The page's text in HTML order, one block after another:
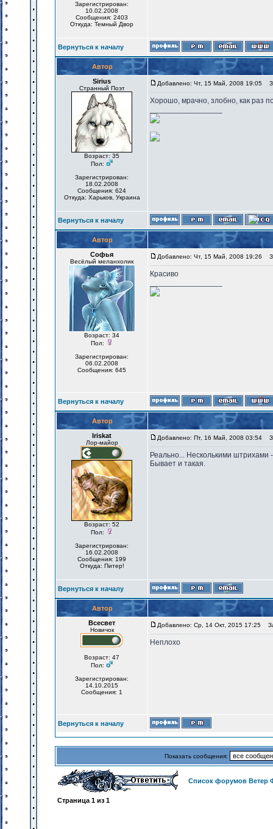
Зарегистрирован:
10.02.2008
Сообщения: 2403
Откуда: Темный Двор
Вернуться к началу
Автор
Sirius
Странный Поэт
Возраст: 35
Пол:
Зарегистрирован:
18.02.2008
Сообщения: 624
Откуда: Харьков, Украина
Добавлено: Чт, 15 Май, 2008 19:05
Хорошо, мрачно, злобно, как раз
Вернуться к началу
Автор
Софья
Весёлый меланхолик
Возраст: 34
Пол:
Зарегистрирован:
06.02.2008
Сообщения: 645
Добавлено: Чт, 15 Май, 2008 19:26
Красиво
Вернуться к началу
Автор
Iriskat
Лор-майор
Возраст: 52
Пол:
Зарегистрирован:
16.02.2008
Сообщения: 199
Откуда: Питер!
Добавлено: Пт, 16 Май, 2008 03:54
Реально... Несколькими штрихами
Бывает и такая.
Вернуться к началу
Автор
Всесвет
Новичок
Возраст: 47
Пол:
Зарегистрирован:
14.10.2015
Сообщения: 1
Добавлено: Ср, 14 Окт, 2015 17:25
Неплохо
Вернуться к началу
Показать сообщения:
Список форумов Ветер
Страница 1 из 1